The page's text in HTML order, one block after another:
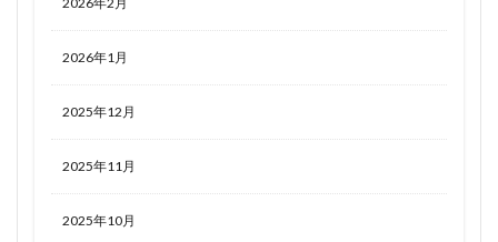
2026年1月
2025年12月
2025年11月
2025年10月